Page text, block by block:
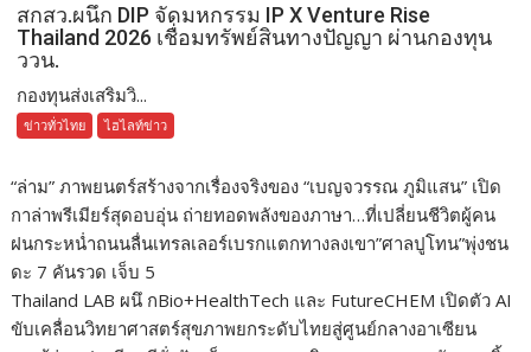
สกสว.ผนึก DIP จัดมหกรรม IP X Venture Rise
Thailand 2026 เชื่อมทรัพย์สินทางปัญญา ผ่านกองทุน
ววน.
กองทุนส่งเสริมวิ...
ข่าวทั่วไทย ไฮไลท์ข่าว
“ล่าม” ภาพยนตร์สร้างจากเรื่องจริงของ “เบญจวรรณ ภูมิแสน” เปิด
กาล่าพรีเมียร์สุดอบอุ่น ถ่ายทอดพลังของภาษา…ที่เปลี่ยนชีวิตผู้คน
ฝนกระหน่ำถนนลื่นเทรลเลอร์เบรกแตกทางลงเขา”ศาลปูโทน”พุ่งชน
ดะ 7 คันรวด เจ็บ 5
Thailand LAB ผนึ กBio+HealthTech และ FutureCHEM เปิดตัว AI
ขับเคลื่อนวิทยาศาสตร์สุขภาพยกระดับไทยสู่ศูนย์กลางอาเซียน